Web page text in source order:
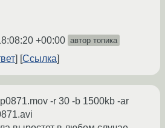
+00:00 автор топика
Ссылка
-r 30 -b 1500kb -ar